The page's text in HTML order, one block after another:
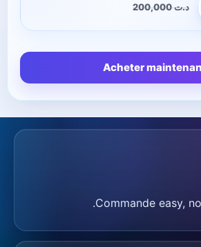
د.ت200,000
Acheter
Commande easy,